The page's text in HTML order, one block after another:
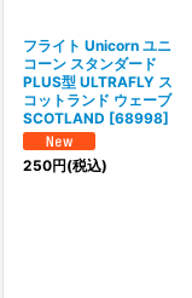
フライト Unicorn ユニ
コーン スタンダード
PLUS型 ULTRAFLY ス
コットランド ウェーブ
SCOTLAND [68998]
250円(税込)